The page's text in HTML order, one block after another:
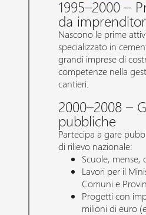
1995–2000 –
da
Nascono le prime
specializzato in
grandi imprese di
competenze nella
cantieri.
2000–2008 –
pubbliche
Partecipa a gare
di rilievo nazionale:
Scuole, mense,
Lavori per il
Comuni e
Progetti con
milioni di euro